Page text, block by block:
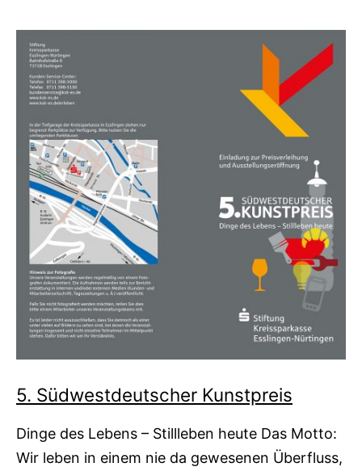
5. Südwestdeutscher Kunstpreis
Dinge des Lebens – Stillleben heute Das Motto:
Wir leben in einem nie da gewesenen Überfluss,